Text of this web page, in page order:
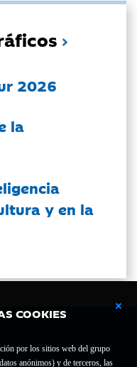
COOKIES
por los sitios web del grupo
anónimos) y de terceros, las
2026
la
y en la